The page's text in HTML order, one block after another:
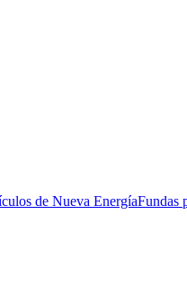
de Nueva EnergíaFundas